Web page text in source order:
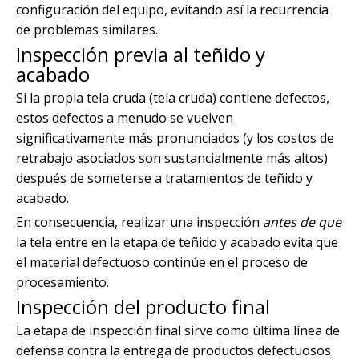
configuración del equipo, evitando así la recurrencia
de problemas similares.
Inspección previa al teñido y
acabado
Si la propia tela cruda (tela cruda) contiene defectos,
estos defectos a menudo se vuelven
significativamente más pronunciados (y los costos de
retrabajo asociados son sustancialmente más altos)
después de someterse a tratamientos de teñido y
acabado.
En consecuencia, realizar una inspección antes de que
la tela entre en la etapa de teñido y acabado evita que
el material defectuoso continúe en el proceso de
procesamiento.
Inspección del producto final
La etapa de inspección final sirve como última línea de
defensa contra la entrega de productos defectuosos